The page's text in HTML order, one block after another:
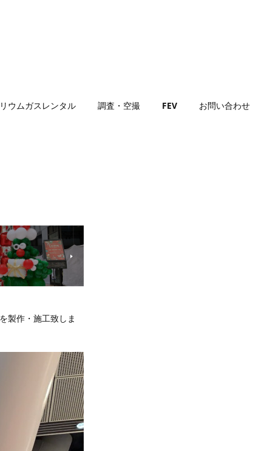
ウムガスレンタル 調査・空撮 FEV お問い合わせ
製作・施工致しま